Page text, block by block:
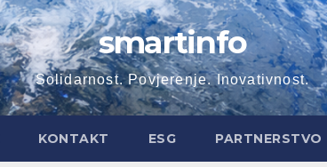
smartinfo
Solidarnost. Povjerenje. Inovativnost.
KONTAKT ESG PARTNERSTVO